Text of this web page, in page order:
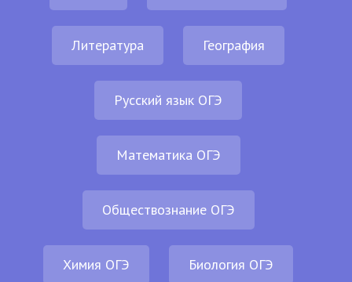
Литература География
Русский язык ОГЭ
Математика ОГЭ
Обществознание ОГЭ
Химия ОГЭ Биология ОГЭ